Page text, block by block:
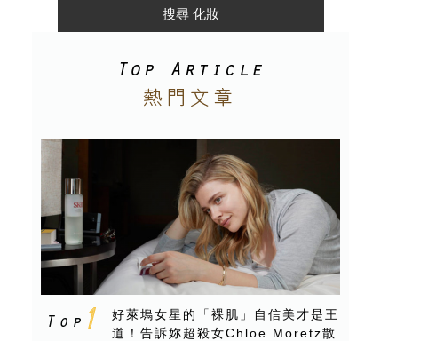
好萊塢女星的「裸肌」自信美才是王
道！告訴妳超殺女Chloe Moretz散